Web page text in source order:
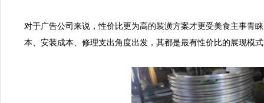
对于广告公司来说，性价比更为高的装潢方案才更受美食主事青
本、安装成本、修理支出角度出发，其都是最有性价比的展现模